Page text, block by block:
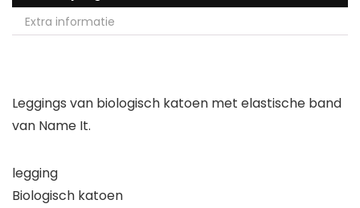
Extra informatie
Leggings van biologisch katoen met elastische band
van Name It.
legging
Biologisch katoen